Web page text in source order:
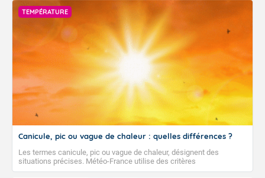
TEMPÉRATURE
Canicule, pic ou vague de chaleur : quelles différences ?
Les termes canicule, pic ou vague de chaleur, désignent des
situations précises. Météo-France utilise des critères
climatologiques pour évaluer et qualifier les épisodes de chaleur qui